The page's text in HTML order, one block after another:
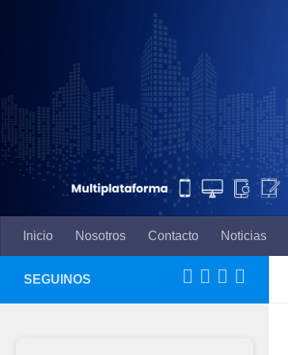
Inicio Nosotros Contacto Noticias
SEGUINOS